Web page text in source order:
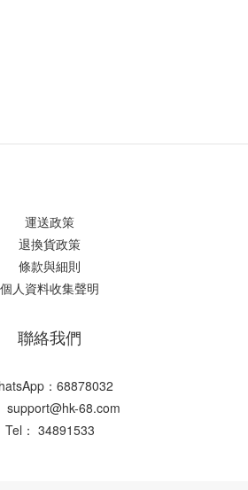
運送政策
退換貨政策
條款與細則
個人資料收集聲明
聯絡我們
：68878032
support@hk-68.com
Tel： 34891533